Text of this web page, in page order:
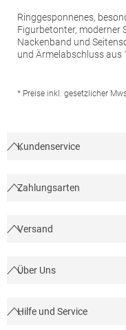
Ringgesponnenes,
Figurbetonter, moderner Schnitt Innovative
Nackenband und
und Ärmelabschluss aus 1x1 Ripp-
waschbarTrockner
textil.de
* Preise inkl. gesetzlicher
Kundenservice
Zahlungsarten
Versand
Über Uns
Hilfe und Service